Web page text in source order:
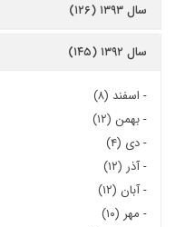
سال ۱۳۹۳ (۱۲۶)
سال ۱۳۹۲ (۱۴۵)
- اسفند (۸)
-بهمن (۱۲)
-دی (۴)
-آذر (۱۲)
-آبان (۱۲)
- مهر (۱۰)